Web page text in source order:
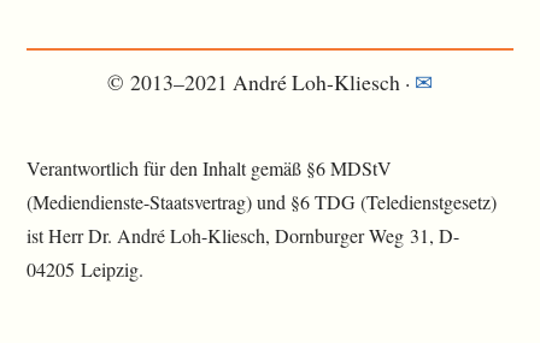
© 2013–2021 André Loh-Kliesch · ✉︎
Verantwortlich für den Inhalt gemäß §6 MDStV
(Mediendienste-Staatsvertrag) und §6 TDG (Teledienstgesetz)
ist Herr Dr. André Loh-Kliesch, Dornburger Weg 31, D-
04205 Leipzig.